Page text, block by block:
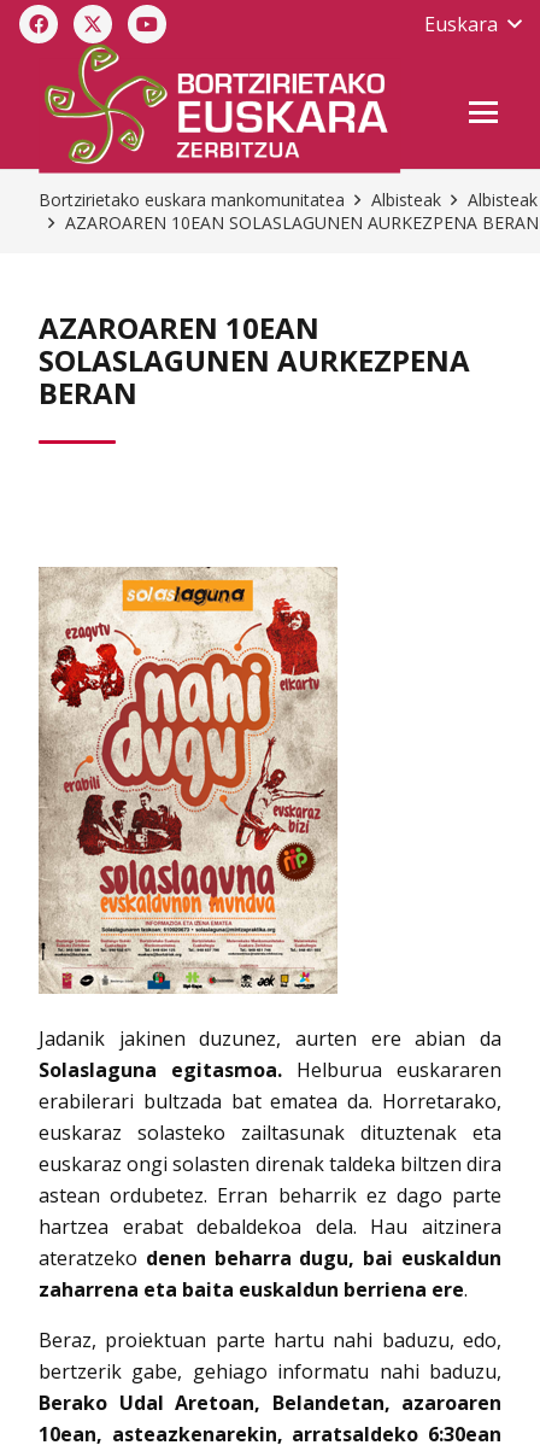
Euskara
Bortzirietako euskara mankomunitatea Albisteak
Albisteak
AZAROAREN 10EAN SOLASLAGUNEN AURKEZPENA BERAN
AZAROAREN 10EAN
SOLASLAGUNEN AURKEZPENA
BERAN
Jadanik jakinen duzunez, aurten ere abian da
Solaslaguna egitasmoa. Helburua euskararen
erabilerari bultzada bat ematea da. Horretarako,
euskaraz solasteko zailtasunak dituztenak eta
euskaraz ongi solasten direnak taldeka biltzen dira
astean ordubetez. Erran beharrik ez dago parte
hartzea erabat debaldekoa dela. Hau aitzinera
ateratzeko denen beharra dugu, bai euskaldun
zaharrena eta baita euskaldun berriena ere.
Beraz, proiektuan parte hartu nahi baduzu, edo,
bertzerik gabe, gehiago informatu nahi baduzu,
Berako Udal Aretoan, Belandetan, azaroaren
10ean, asteazkenarekin, arratsaldeko 6:30ean